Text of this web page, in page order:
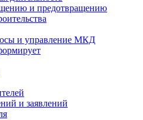
и предотвращению
и управление МКД
и заявлений